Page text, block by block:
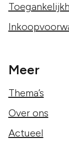
Meer
Thema’s
Over ons
Actueel